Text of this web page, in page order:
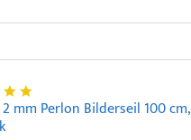
mm Perlon Bilderseil 100 cm,